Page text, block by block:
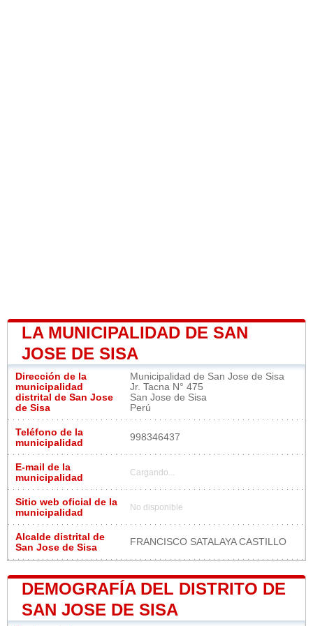
LA MUNICIPALIDAD DE SAN
JOSE DE SISA
Dirección de la
municipalidad
distrital de San Jose
de Sisa
Municipalidad de San Jose de Sisa
Jr. Tacna N° 475
San Jose de Sisa
Perú
Teléfono de la
municipalidad
998346437
E-mail de la
municipalidad
Cargando...
Sitio web oficial de la
municipalidad
No disponible
Alcalde distrital de
San Jose de Sisa
FRANCISCO SATALAYA CASTILLO
DEMOGRAFÍA DEL DISTRITO DE
SAN JOSE DE SISA